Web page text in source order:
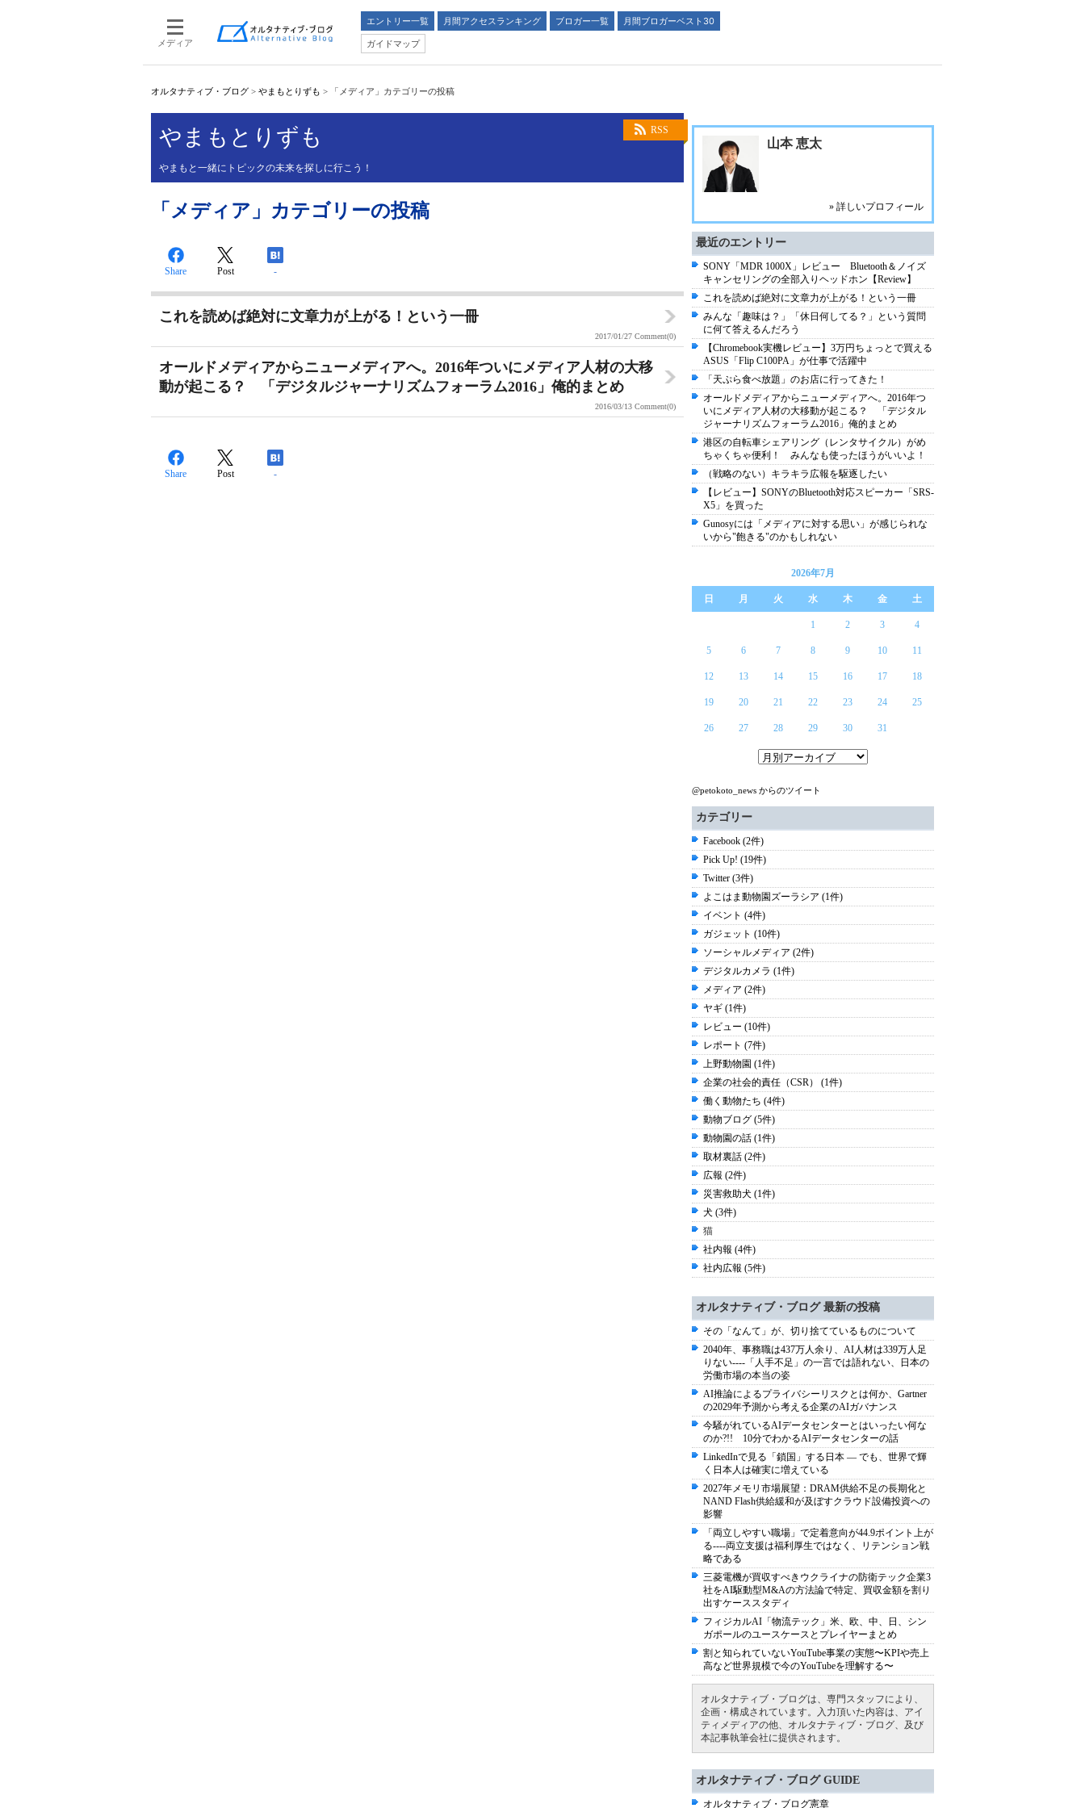
メディア
エントリー一覧 月間アクセスランキング ブロガー一覧
月間ブロガーベスト30
ガイドマップ
オルタナティブ・ブログ > やまもとりずも > 「メディア」カテゴリーの投稿
RSS
やまもとりずも
やまもと一緒にトピックの未来を探しに行こう！
「メディア」カテゴリーの投稿
Share Post -
これを読めば絶対に文章力が上がる！という一冊
2017/01/27 Comment(0)
オールドメディアからニューメディアへ。2016年ついにメディア人材の大移
動が起こる？ 「デジタルジャーナリズムフォーラム2016」俺的まとめ
2016/03/13 Comment(0)
Share Post -
山本 恵太
» 詳しいプロフィール
最近のエントリー
SONY「MDR 1000X」レビュー Bluetooth＆ノイズ
キャンセリングの全部入りヘッドホン【Review】
これを読めば絶対に文章力が上がる！という一冊
みんな「趣味は？」「休日何してる？」という質問
に何て答えるんだろう
【Chromebook実機レビュー】3万円ちょっとで買える
ASUS「Flip C100PA」が仕事で活躍中
「天ぷら食べ放題」のお店に行ってきた！
オールドメディアからニューメディアへ。2016年つ
いにメディア人材の大移動が起こる？ 「デジタル
ジャーナリズムフォーラム2016」俺的まとめ
港区の自転車シェアリング（レンタサイクル）がめ
ちゃくちゃ便利！ みんなも使ったほうがいいよ！
（戦略のない）キラキラ広報を駆逐したい
【レビュー】SONYのBluetooth対応スピーカー「SRS-
X5」を買った
Gunosyには「メディアに対する思い」が感じられな
いから"飽きる"のかもしれない
2026年7月
日 月 火 水 木 金 土
1 2 3 4
5 6 7 8 9 10 11
12 13 14 15 16 17 18
19 20 21 22 23 24 25
26 27 28 29 30 31
@petokoto_news からのツイート
カテゴリー
Facebook (2件)
Pick Up! (19件)
Twitter (3件)
よこはま動物園ズーラシア (1件)
イベント (4件)
ガジェット (10件)
ソーシャルメディア (2件)
デジタルカメラ (1件)
メディア (2件)
ヤギ (1件)
レビュー (10件)
レポート (7件)
上野動物園 (1件)
企業の社会的責任（CSR） (1件)
働く動物たち (4件)
動物ブログ (5件)
動物園の話 (1件)
取材裏話 (2件)
広報 (2件)
災害救助犬 (1件)
犬 (3件)
猫
社内報 (4件)
社内広報 (5件)
オルタナティブ・ブログ 最新の投稿
その「なんて」が、切り捨てているものについて
2040年、事務職は437万人余り、AI人材は339万人足
りない----「人手不足」の一言では語れない、日本の
労働市場の本当の姿
AI推論によるプライバシーリスクとは何か、Gartner
の2029年予測から考える企業のAIガバナンス
今騒がれているAIデータセンターとはいったい何な
のか?!! 10分でわかるAIデータセンターの話
LinkedInで見る「鎖国」する日本 ― でも、世界で輝
く日本人は確実に増えている
2027年メモリ市場展望：DRAM供給不足の長期化と
NAND Flash供給緩和が及ぼすクラウド設備投資への
影響
「両立しやすい職場」で定着意向が44.9ポイント上が
る----両立支援は福利厚生ではなく、リテンション戦
略である
三菱電機が買収すべきウクライナの防衛テック企業3
社をAI駆動型M&Aの方法論で特定、買収金額を割り
出すケーススタディ
フィジカルAI「物流テック」米、欧、中、日、シン
ガポールのユースケースとプレイヤーまとめ
割と知られていないYouTube事業の実態〜KPIや売上
高など世界規模で今のYouTubeを理解する〜
オルタナティブ・ブログは、専門スタッフにより、
企画・構成されています。入力頂いた内容は、アイ
ティメディアの他、オルタナティブ・ブログ、及び
本記事執筆会社に提供されます。
オルタナティブ・ブログ GUIDE
オルタナティブ・ブログ憲章